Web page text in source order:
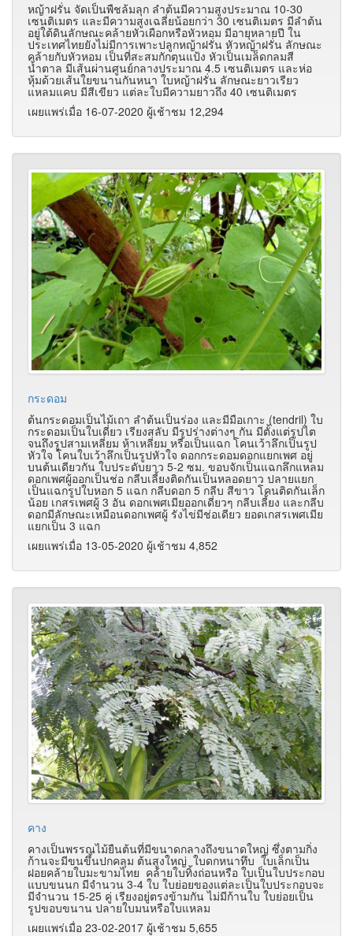
หญ้าฝรั่น จัดเป็นพืชล้มลุก ลำต้นมีความสูงประมาณ 10-30
เซนติเมตร และมีความสูงเฉลี่ยน้อยกว่า 30 เซนติเมตร มีลำต้น
อยู่ใต้ดินลักษณะคล้ายหัวเผือกหรือหัวหอม มีอายุหลายปี ใน
ประเทศไทยยังไม่มีการเพาะปลูกหญ้าฝรั่น หัวหญ้าฝรั่น ลักษณะ
คล้ายกับหัวหอม เป็นที่สะสมกักตุนแป้ง หัวเป็นเมล็ดกลมสี
น้ำตาล มีเส้นผ่านศูนย์กลางประมาณ 4.5 เซนติเมตร และห่อ
หุ้มด้วยเส้นใยขนานกันหนา ใบหญ้าฝรั่น ลักษณะยาวเรียว
แหลมแคบ มีสีเขียว แต่ละใบมีความยาวถึง 40 เซนติเมตร
เผยแพร่เมื่อ 16-07-2020 ผู้เช้าชม 12,294
กระดอม
ต้นกระดอมเป็นไม้เถา ลำต้นเป็นร่อง และมีมือเกาะ (tendril) ใบ
กระดอมเป็นใบเดี่ยว เรียงสลับ มีรูปร่างต่างๆ กัน มีตั้งแต่รูปไต
จนถึงรูปสามเหลี่ยม ห้าเหลี่ยม หรือเป็นแฉก โคนเว้าลึกเป็นรูป
หัวใจ โคนใบเว้าลึกเป็นรูปหัวใจ ดอกกระดอมดอกแยกเพศ อยู่
บนต้นเดียวกัน ใบประดับยาว 5-2 ซม. ขอบจักเป็นแฉกลึกแหลม
ดอกเพศผู้ออกเป็นช่อ กลีบเลี้ยงติดกันเป็นหลอดยาว ปลายแยก
เป็นแฉกรูปใบหอก 5 แฉก กลีบดอก 5 กลีบ สีขาว โคนติดกันเล็ก
น้อย เกสรเพศผู้ 3 อัน ดอกเพศเมียออกเดี่ยวๆ กลีบเลี้ยง และกลีบ
ดอกมีลักษณะเหมือนดอกเพศผู้ รังไข่มีช่อเดียว ยอดเกสรเพศเมีย
แยกเป็น 3 แฉก
เผยแพร่เมื่อ 13-05-2020 ผู้เช้าชม 4,852
คาง
คางเป็นพรรณไม้ยืนต้นที่มีขนาดกลางถึงขนาดใหญ่ ซึ่งตามกิ่ง
ก้านจะมีขนขึ้นปกคลุม ต้นสูงใหญ่ ใบดกหนาทึบ ใบเล็กเป็น
ฝอยคล้ายใบมะขามไทย คล้ายใบทิ้งถ่อนหรือ ใบเป็นใบประกอบ
แบบขนนก มีจำนวน 3-4 ใบ ใบย่อยของแต่ละเป็นใบประกอบจะ
มีจำนวน 15-25 คู่ เรียงอยู่ตรงข้ามกัน ไม่มีก้านใบ ใบย่อยเป็น
รูปขอบขนาน ปลายใบมนหรือใบแหลม
เผยแพร่เมื่อ 23-02-2017 ผู้เช้าชม 5,655